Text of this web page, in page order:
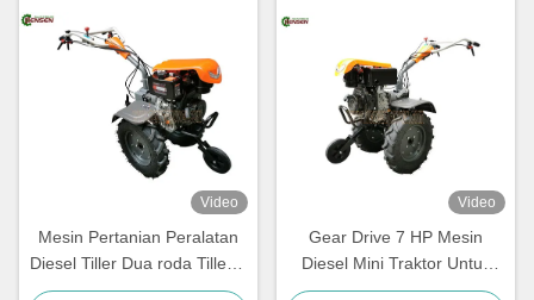
Video
Mesin Pertanian Peralatan
Diesel Tiller Dua roda Tiller 7
tenaga kuda Traktor tangan
Video
Gear Drive 7 HP Mesin
Diesel Mini Traktor Untuk
Peternakan Kecil